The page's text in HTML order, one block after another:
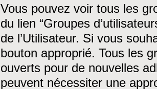
Vous pouvez voir tous les
du lien “Groupes
de l’Utilisateur. Si vous
bouton approprié. Tous les
ouverts pour de nouvelles
peuvent nécessiter une